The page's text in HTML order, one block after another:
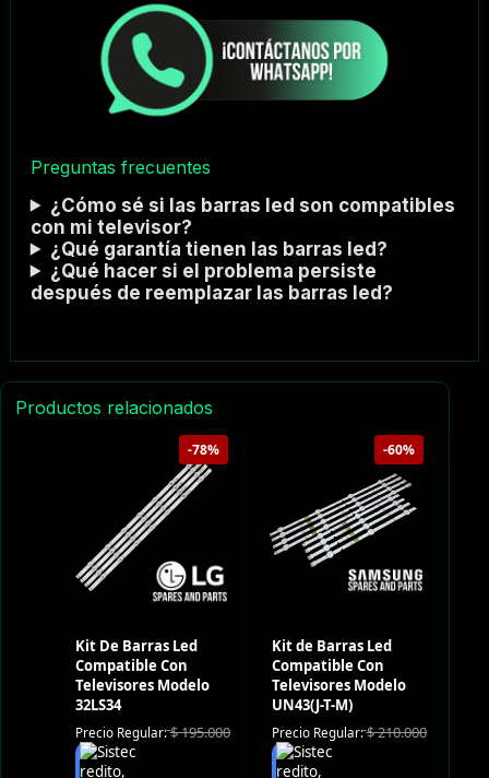
Preguntas frecuentes
¿Cómo sé si las barras led son compatibles
con mi televisor?
¿Qué garantía tienen las barras led?
¿Qué hacer si el problema persiste
después de reemplazar las barras led?
Productos relacionados
-78%
Kit De Barras Led
Compatible Con
Televisores Modelo
32LS34
Precio Regular:$195.000
-60%
Kit de Barras Led
Compatible Con
Televisores Modelo
UN43(J-T-M)
Precio Regular:$210.000